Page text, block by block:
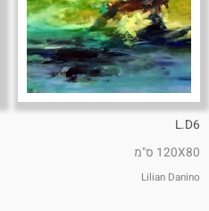
L.D6
120X80 ס"מ
Lilian Danino